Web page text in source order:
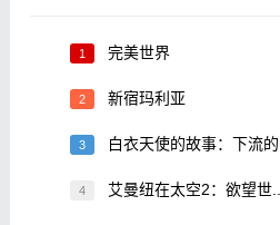
1 完美世界
2 新宿玛利亚
3 白衣天使的故事：下流的..
4 艾曼纽在太空2：欲望世..